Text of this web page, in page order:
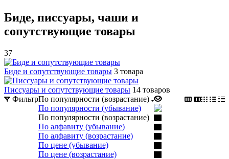
Биде, писсуары, чаши и
сопутствующие товары
37
Биде и сопутствующие товары 3 товара
Писсуары и сопутствующие товары 14 товаров
ФильтрПо популярности (возрастание)
По популярности (убывание)
По популярности (возрастание)
По алфавиту (убывание)
По алфавиту (возрастание)
По цене (убывание)
По цене (возрастание)